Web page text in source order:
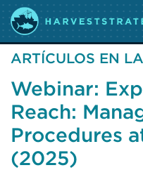
ARTÍCULOS EN
Webinar:
Reach:
Procedures
(2025)